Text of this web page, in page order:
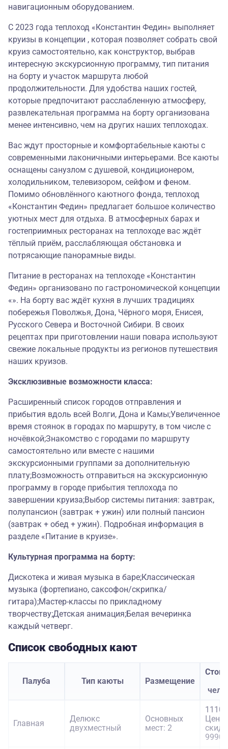
навигационным оборудованием.
С 2023 года теплоход «Константин Федин» выполняет
круизы в концепции , которая позволяет собрать свой
круиз самостоятельно, как конструктор, выбрав
интересную экскурсионную программу, тип питания
на борту и участок маршрута любой
продолжительности. Для удобства наших гостей,
которые предпочитают расслабленную атмосферу,
развлекательная программа на борту организована
менее интенсивно, чем на других наших теплоходах.
Вас ждут просторные и комфортабельные каюты с
современными лаконичными интерьерами. Все каюты
оснащены санузлом с душевой, кондиционером,
холодильником, телевизором, сейфом и феном.
Помимо обновлённого каютного фонда, теплоход
«Константин Федин» предлагает большое количество
уютных мест для отдыха. В атмосферных барах и
гостеприимных ресторанах на теплоходе вас ждёт
тёплый приём, расслабляющая обстановка и
потрясающие панорамные виды.
Питание в ресторанах на теплоходе «Константин
Федин» организовано по гастрономической концепции
«». На борту вас ждёт кухня в лучших традициях
побережья Поволжья, Дона, Чёрного моря, Енисея,
Русского Севера и Восточной Сибири. В своих
рецептах при приготовлении наши повара используют
свежие локальные продукты из регионов путешествия
наших круизов.
Эксклюзивные возможности класса:
Расширенный список городов отправления и
прибытия вдоль всей Волги, Дона и Камы;Увеличенное
время стоянок в городах по маршруту, в том числе с
ночёвкой;Знакомство с городами по маршруту
самостоятельно или вместе с нашими
экскурсионными группами за дополнительную
плату;Возможность отправиться на экскурсионную
программу в городе прибытия теплохода по
завершении круиза;Выбор системы питания: завтрак,
полупансион (завтрак + ужин) или полный пансион
(завтрак + обед + ужин). Подробная информация в
разделе «Питание в круизе».
Культурная программа на борту:
Дискотека и живая музыка в баре;Классическая
музыка (фортепиано, саксофон/скрипка/
гитара);Мастер-классы по прикладному
творчеству;Детская анимация;Белая вечеринка
каждый четверг.
Список свободных кают
Палуба Тип каюты Размещение
Главная
Делюкс
двухместный
Основных
мест: 2
Цена
9990